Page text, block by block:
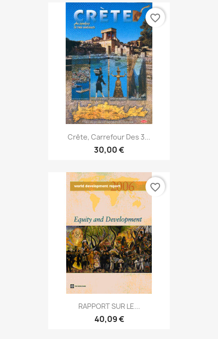
Crête, Carrefour Des 3...
30,00 €
favorite_border
RAPPORT SUR LE...
40,09 €
favorite_border